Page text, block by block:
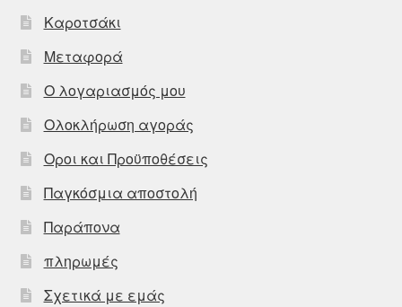
Καροτσάκι
Μεταφορά
Ο λογαριασμός μου
Ολοκλήρωση αγοράς
Οροι και Προϋποθέσεις
Παγκόσμια αποστολή
Παράπονα
πληρωμές
Σχετικά με εμάς